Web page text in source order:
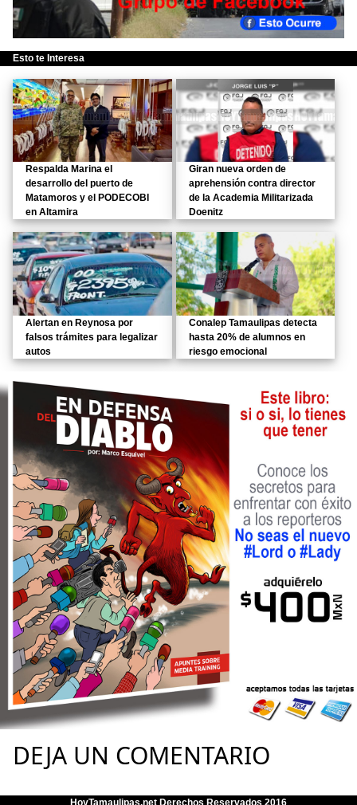
Esto te Interesa
Respalda Marina el
desarrollo del puerto de
Matamoros y el PODECOBI
en Altamira
Giran nueva orden de
aprehensión contra director
de la Academia Militarizada
Doenitz
Alertan en Reynosa por
falsos trámites para legalizar
autos
Conalep Tamaulipas detecta
hasta 20% de alumnos en
riesgo emocional
DEJA UN COMENTARIO